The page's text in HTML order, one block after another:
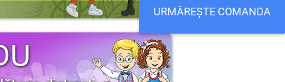
URMĂREȘTE COMANDA